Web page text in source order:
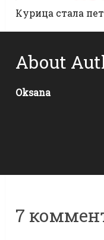
Курица стала
About
Oksana
7